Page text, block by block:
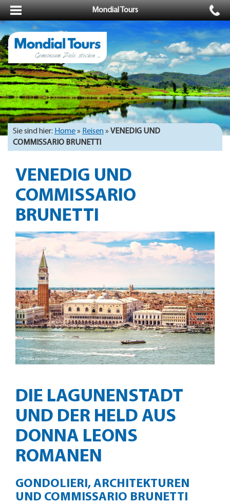
Mondial Tours
Sie sind hier: Home» Reisen» VENEDIG UND
COMMISSARIO BRUNETTI
VENEDIG UND
COMMISSARIO
BRUNETTI
DIE LAGUNENSTADT
UND DER HELD AUS
DONNA LEONS
ROMANEN
GONDOLIERI, ARCHITEKTUREN
UND COMMISSARIO BRUNETTI